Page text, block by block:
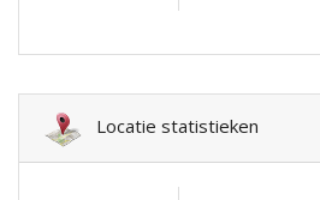
Locatie statistieken